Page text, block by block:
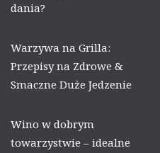
dania?
Warzywa na Grilla:
Przepisy na Zdrowe &
Smaczne Duże Jedzenie
Wino w dobrym
towarzystwie – idealne